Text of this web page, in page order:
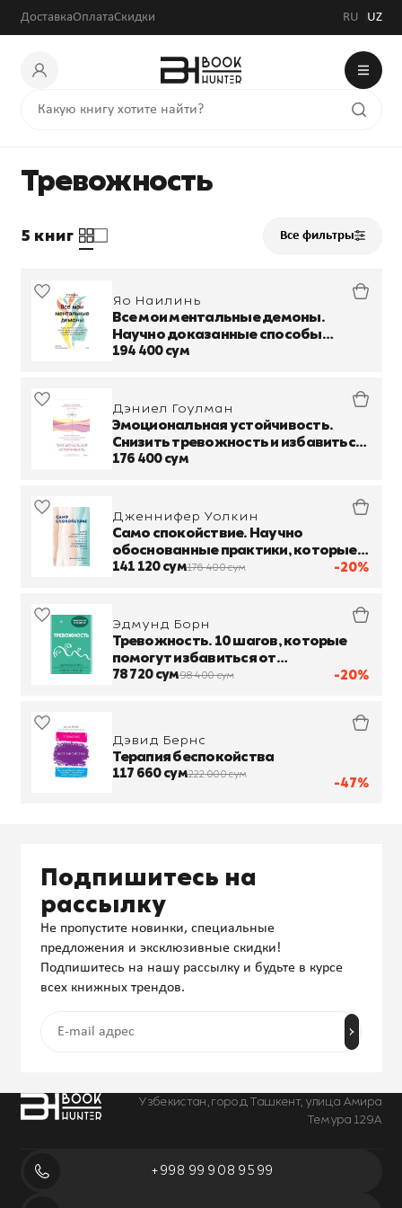
ДоставкаОплатаСкидки RU UZ
Тревожность
5 книг Все фильтры
Яо Наилинь
Все мои ментальные демоны.
Научно доказанные способы
борьбы с депрессией, бессонницей,
194 400 сум
Дэниел Гоулман
Эмоциональная устойчивость.
Снизить тревожность и избавиться
от навязчивых мыслей с помощью
176 400 сум
-20%
Дженнифер Уолкин
Само спокойствие. Научно
обоснованные практики, которые
помогут справиться с напряжением
141 120 сум176 400 сум
-20%
Эдмунд Борн
Тревожность. 10 шагов, которые
помогут избавиться от
беспокойства
78 720 сум98 400 сум
-47%
Дэвид Бернс
Терапия беспокойства
117 660 сум222 000 сум
Узбекистан, город Ташкент, улица Амира
Темура 129А
+998 99 908 95 99
Подпишитесь на
рассылку
Не пропустите новинки, специальные
предложения и эксклюзивные скидки!
Подпишитесь на нашу рассылку и будьте в курсе
всех книжных трендов.